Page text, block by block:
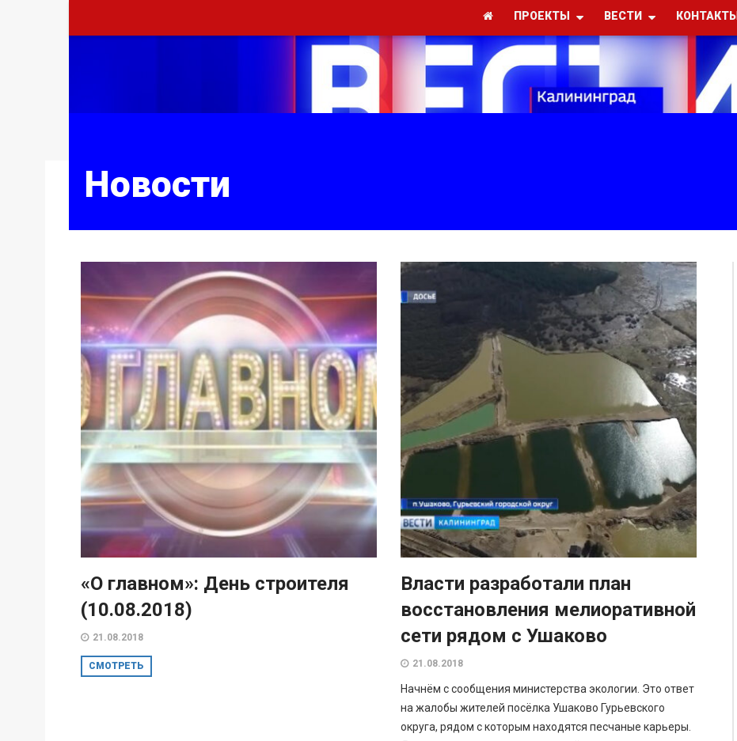
ПРОЕКТЫ ВЕСТИ КОНТАКТЫ
Новости
«О главном»: День строителя
(10.08.2018)
21.08.2018
СМОТРЕТЬ
Власти разработали план
восстановления мелиоративной
сети рядом с Ушаково
21.08.2018
Начнём с сообщения министерства экологии. Это ответ
на жалобы жителей посёлка Ушаково Гурьевского
округа, рядом с которым находятся песчаные карьеры.